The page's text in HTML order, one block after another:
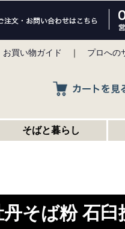
お買い物ガイド プロへの
そばと暮らし
そば粉 石臼